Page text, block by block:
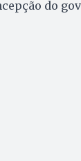
do